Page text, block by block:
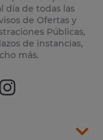
día de todas las
de Ofertas y
Públicas,
de instancias,
más.